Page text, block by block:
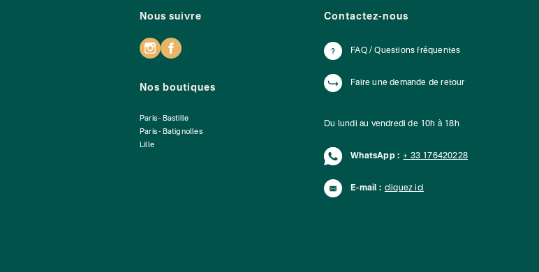
Nous suivre
Nos boutiques
Paris - Bastille
Paris - Batignolles
Lille
Contactez-nous
FAQ / Questions fréquentes
Faire une demande de retour
Du lundi au vendredi de 10h à 18h
WhatsApp : + 33 176420228
E-mail : cliquez ici